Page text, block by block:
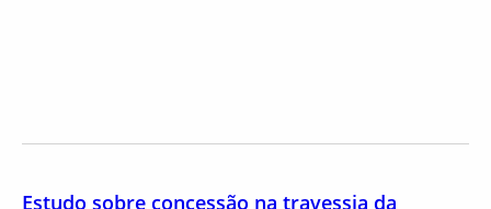
Estudo sobre concessão na travessia da